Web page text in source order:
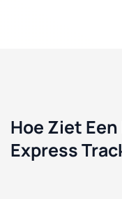
Hoe Ziet
Express